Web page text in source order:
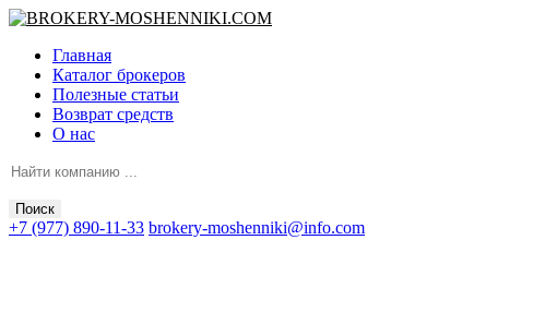
Главная
Каталог брокеров
Полезные статьи
Возврат средств
О нас
Поиск
+7 (977) 890-11-33 brokery-moshenniki@info.com